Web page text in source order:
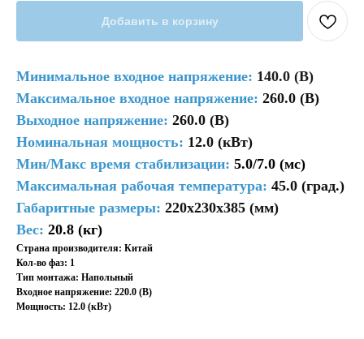
Добавить в корзину
Минимальное входное напряжение: 140.0 (В)
Максимальное входное напряжение: 260.0 (В)
Выходное напряжение: 260.0 (В)
Номинальная мощность: 12.0 (кВт)
Мин/Макс время стабилизации: 5.0/7.0 (мс)
Максимальная рабочая температура: 45.0 (град.)
Габаритные размеры: 220x230x385 (мм)
Вес: 20.8 (кг)
Страна производителя: Китай
Кол-во фаз: 1
Тип монтажа: Напольный
Входное напряжение: 220.0 (В)
Мощность: 12.0 (кВт)